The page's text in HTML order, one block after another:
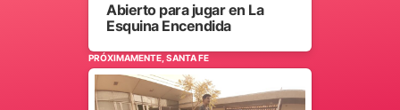
Abierto para jugar en La
Esquina Encendida
PRÓXIMAMENTE, SANTA FE